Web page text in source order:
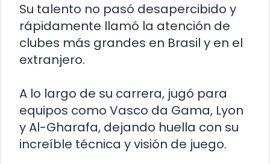
Su talento no pasó desapercibido y
rápidamente llamó la atención de
clubes más grandes en Brasil y en el
extranjero.
A lo largo de su carrera, jugó para
equipos como Vasco da Gama, Lyon
y Al-Gharafa, dejando huella con su
increíble técnica y visión de juego.